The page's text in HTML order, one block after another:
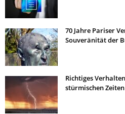
70 Jahre Pariser
Souveränität der
Richtiges
stürmischen Zeiten